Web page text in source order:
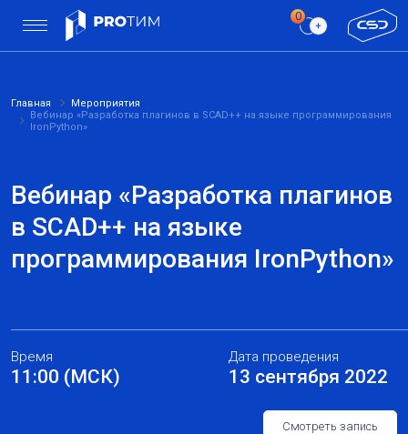
Главная
Мероприятия
Вебинар «Разработка плагинов в SCAD++ на языке программирования
IronPython»
Вебинар «Разработка плагинов
в SCAD++ на языке
программирования IronPython»
Дата проведения
13 сентября 2022
Время
11:00 (МСК)
Смотреть запись